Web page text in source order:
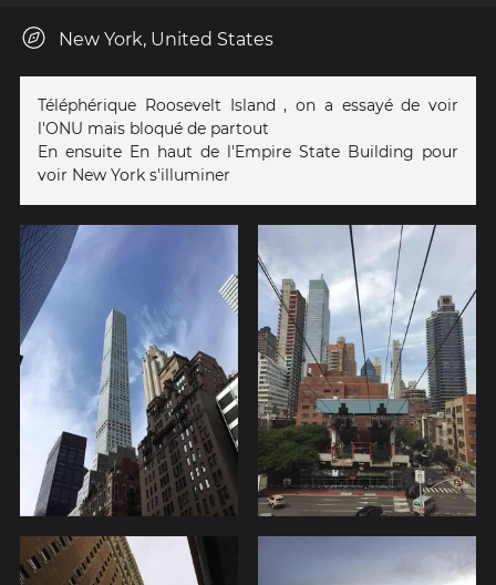
New York, United States
Téléphérique Roosevelt Island , on a essayé de voir
l'ONU mais bloqué de partout
En ensuite En haut de l'Empire State Building pour
voir New York s'illuminer